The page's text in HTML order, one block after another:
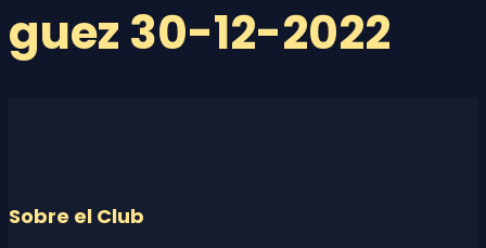
guez 30-12-2022
Sobre el Club